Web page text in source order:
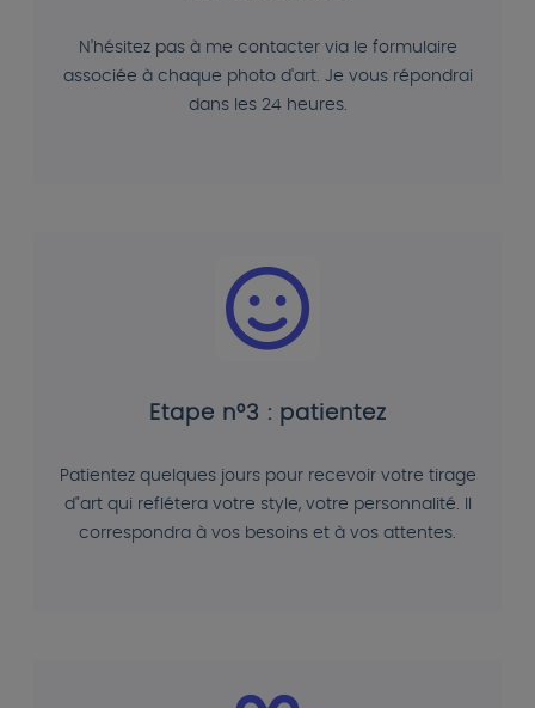
N'hésitez pas à me contacter via le formulaire
associée à chaque photo d'art. Je vous répondrai
dans les 24 heures.
Etape n°3 : patientez
Patientez quelques jours pour recevoir votre tirage
d"art qui reflétera votre style, votre personnalité. Il
correspondra à vos besoins et à vos attentes.